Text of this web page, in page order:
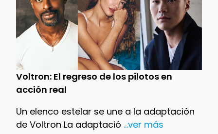
Voltron: El regreso de los pilotos en
acción real
Un elenco estelar se une a la adaptación
de Voltron La adaptació ...ver más